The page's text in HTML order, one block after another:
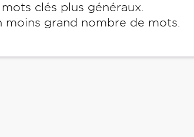
clés plus généraux.
moins grand nombre de mots.